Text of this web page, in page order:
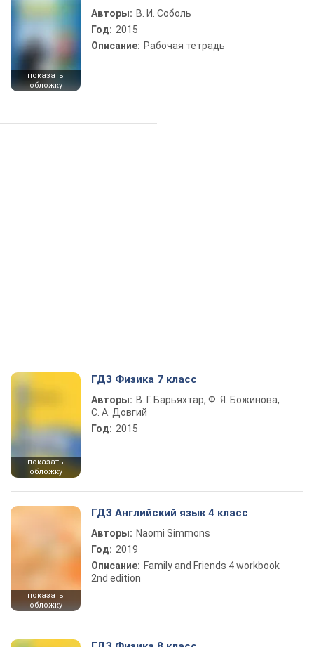
показать
обложку
Авторы: В. И. Соболь
Год: 2015
Описание: Рабочая тетрадь
показать
обложку
ГДЗ Физика 7 класс
Авторы: В. Г. Барьяхтар, Ф. Я. Божинова,
С. А. Довгий
Год: 2015
показать
обложку
ГДЗ Английский язык 4 класс
Авторы: Naomi Simmons
Год: 2019
Описание: Family and Friends 4 workbook
2nd edition